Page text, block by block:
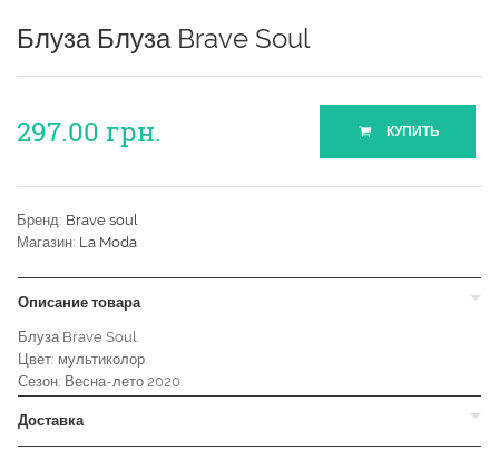
Блуза Блуза Brave Soul
297.00 грн. КУПИТЬ
Бренд: Brave soul
Магазин: La Moda
Описание товара
Блуза Brave Soul.
Цвет: мультиколор.
Сезон: Весна-лето 2020.
Доставка